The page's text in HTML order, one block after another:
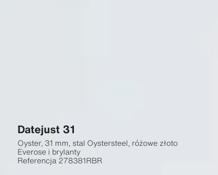
Datejust 31
Oyster, 31 mm, stal Oystersteel, różowe złoto
Everose i brylanty
Referencja 278381RBR